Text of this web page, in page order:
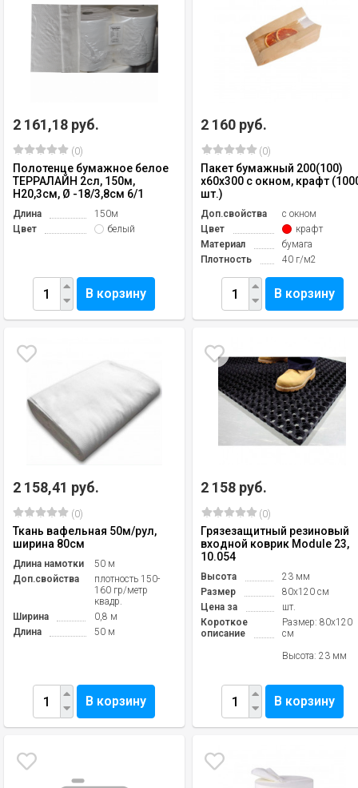
2 161,18 руб.
(0)
Полотенце бумажное белое
ТЕРРАЛАЙН 2сл, 150м,
H20,3см, Ø -18/3,8см 6/1
Длина
150м
Цвет
белый
В корзину
2 160 руб.
(0)
Пакет бумажный 200(100)
х60х300 с окном, крафт
шт.)
Доп.свойства
с окном
Цвет
крафт
Материал
бумага
Плотность
40 г/м2
В корзину
2 158,41 руб.
(0)
Ткань вафельная 50м/рул,
ширина 80см
Длина намотки
50 м
Доп.свойства
плотность 150-
160 гр/метр
квадр.
Ширина
0,8 м
Длина
50 м
В корзину
2 158 руб.
(0)
Грязезащитный резиновый
входной коврик Module 23,
10.054
Высота
23 мм
Размер
80х120 см
Цена за
шт.
Короткое
описание
Размер: 80х120
см
Высота: 23 мм
В корзину